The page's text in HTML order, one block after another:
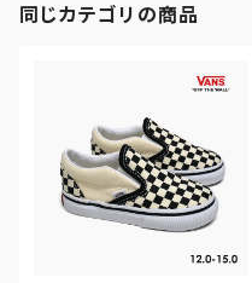
同じカテゴリの商品